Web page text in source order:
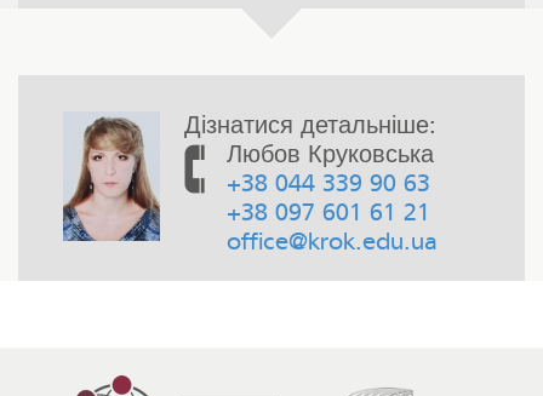
Дізнатися детальніше:
Любов Круковська
+38 044 339 90 63
+38 097 601 61 21
office@krok.edu.ua